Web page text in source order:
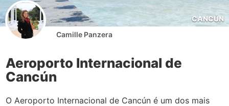
CANCÚN
Camille Panzera
Aeroporto Internacional de
Cancún
O Aeroporto Internacional de Cancún é um dos mais